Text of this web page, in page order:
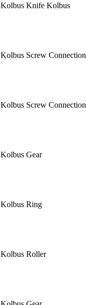
Kolbus Knife Kolbus
Kolbus Screw Connection
Kolbus Screw Connection
Kolbus Gear
Kolbus Ring
Kolbus Roller